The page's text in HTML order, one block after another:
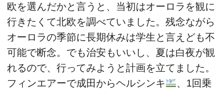
欧を選んだかと言うと、当初はオーロラを観に
行きたくて北欧を調べていました。残念ながら
オーロラの季節に長期休みは学生と言えども不
可能で断念。でも治安もいいし、夏は白夜が観
れるので、行ってみようと計画を立てました。
フィンエアーで成田からヘルシンキ
、1回乗